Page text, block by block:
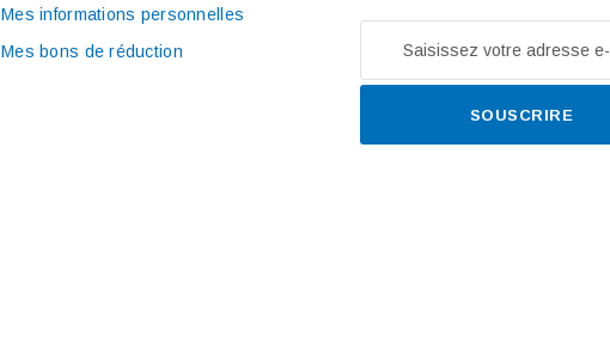
Mes informations personnelles
Mes bons de réduction
SOUSCRIRE